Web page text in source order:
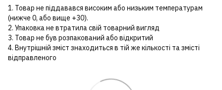
1. Товар не піддавався високим або низьким температурам
(нижче 0, або вище +30).
2. Упаковка не втратила свій товарний вигляд
3. Товар не був розпакований або відкритий
4. Внутрішній зміст знаходиться в тій же кількості та змісті
відправленого